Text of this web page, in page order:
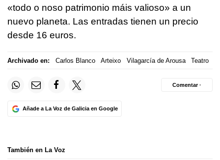
«todo o noso patrimonio máis valioso» a un
nuevo planeta. Las entradas tienen un precio
desde 16 euros.
Archivado en: Carlos Blanco Arteixo Vilagarcía de Arousa Teatro
Añade a La Voz de Galicia en Google
Comentar ·
También en La Voz